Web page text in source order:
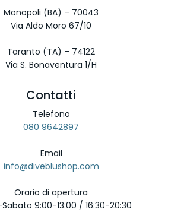
Monopoli (BA) – 70043
Via Aldo Moro 67/10
Taranto (TA) – 74122
Via S. Bonaventura 1/H
Contatti
Telefono
080 9642897
Email
info@diveblushop.com
Orario di apertura
9:00-13:00 / 16:30-20:30